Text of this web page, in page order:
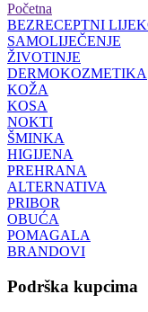
Početna
BEZRECEPTNI
SAMOLIJEČENJE
ŽIVOTINJE
DERMOKOZMETIKA
KOŽA
KOSA
NOKTI
ŠMINKA
HIGIJENA
PREHRANA
ALTERNATIVA
PRIBOR
OBUĆA
POMAGALA
BRANDOVI
Podrška kupcima